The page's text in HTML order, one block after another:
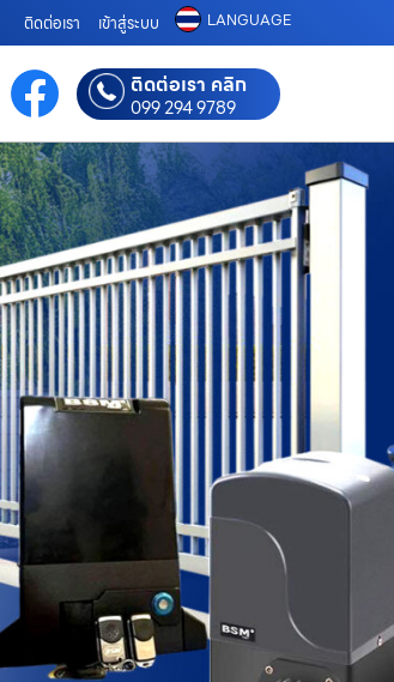
ติดต่อเรา เข้าสู่ระบบ LANGUAGE
ติดต่อเรา คลิก
099 294 9789